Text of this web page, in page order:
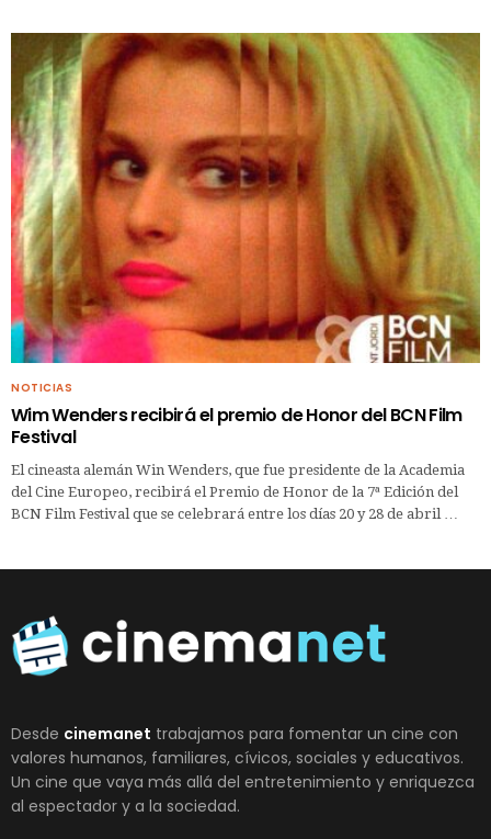
NOTICIAS
Wim Wenders recibirá el premio de Honor del BCN Film
Festival
El cineasta alemán Win Wenders, que fue presidente de la Academia
del Cine Europeo, recibirá el Premio de Honor de la 7ª Edición del
BCN Film Festival que se celebrará entre los días 20 y 28 de abril …
Desde cinemanet trabajamos para fomentar un cine con
valores humanos, familiares, cívicos, sociales y educativos.
Un cine que vaya más allá del entretenimiento y enriquezca
al espectador y a la sociedad.